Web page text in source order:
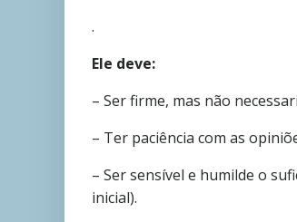
.
Ele deve:
– Ser firme, mas não
– Ter paciência com as
– Ser sensível e humilde o
inicial).